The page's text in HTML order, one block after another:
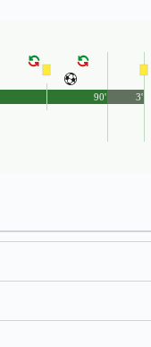
90' 3'